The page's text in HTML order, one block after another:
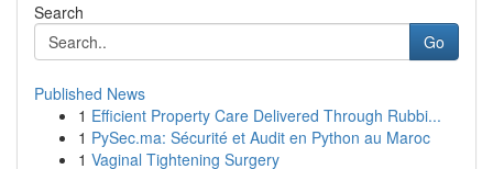
Search
Go
Published News
1 Efficient Property Care Delivered Through Rubbi...
1 PySec.ma: Sécurité et Audit en Python au Maroc
1 Vaginal Tightening Surgery